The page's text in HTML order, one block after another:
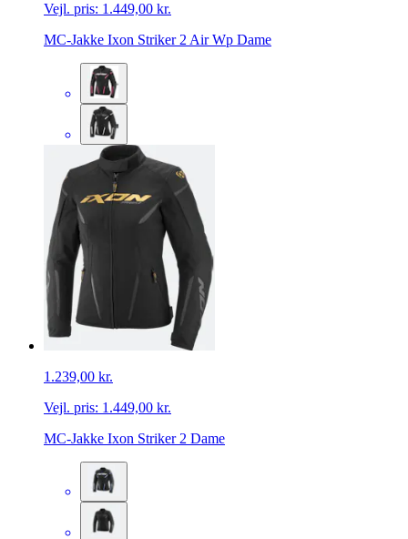
Vejl. pris: 1.449,00 kr.
MC-Jakke Ixon Striker 2 Air Wp Dame
1.239,00 kr.
Vejl. pris: 1.449,00 kr.
MC-Jakke Ixon Striker 2 Dame